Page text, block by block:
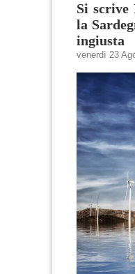
Si scrive
la
ingiusta
venerdì 23